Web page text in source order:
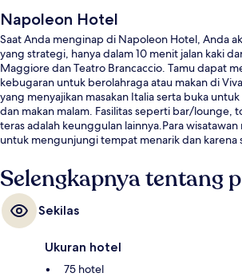
Napoleon Hotel
Saat Anda menginap di Napoleon Hotel, Anda
yang strategi, hanya dalam 10 menit jalan kaki
Maggiore dan Teatro Brancaccio. Tamu dapat
kebugaran untuk berolahraga atau makan di
yang menyajikan masakan Italia serta buka
dan makan malam. Fasilitas seperti bar/lounge,
teras adalah keunggulan lainnya.Para wisatawan
untuk mengunjungi tempat menarik dan karena
Manzoni - Museo della Liberazione hanya 6 menit.
Selengkapnya tentang
Sekilas
Ukuran hotel
75 hotel